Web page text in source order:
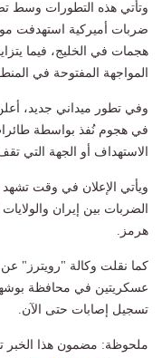
وتأتي هذه التطورات وسط
ضربات أميركية استهدفت
هجمات في الخليج، فيما
المواجهة المفتوحة في
وفي تطور ميداني جديد،
في هجوم نُفذ بواسطة
الاستهداف أو الجهة التي
ويأتي الإعلان في وقت تشهد
الضربات بين إيران
هرمز.
كما نقلت وكالة "رويترز"
عسكريتين في محافظة
تسجيل إصابات حتى الآن.
ملحوظة: مضمون هذا الخبر